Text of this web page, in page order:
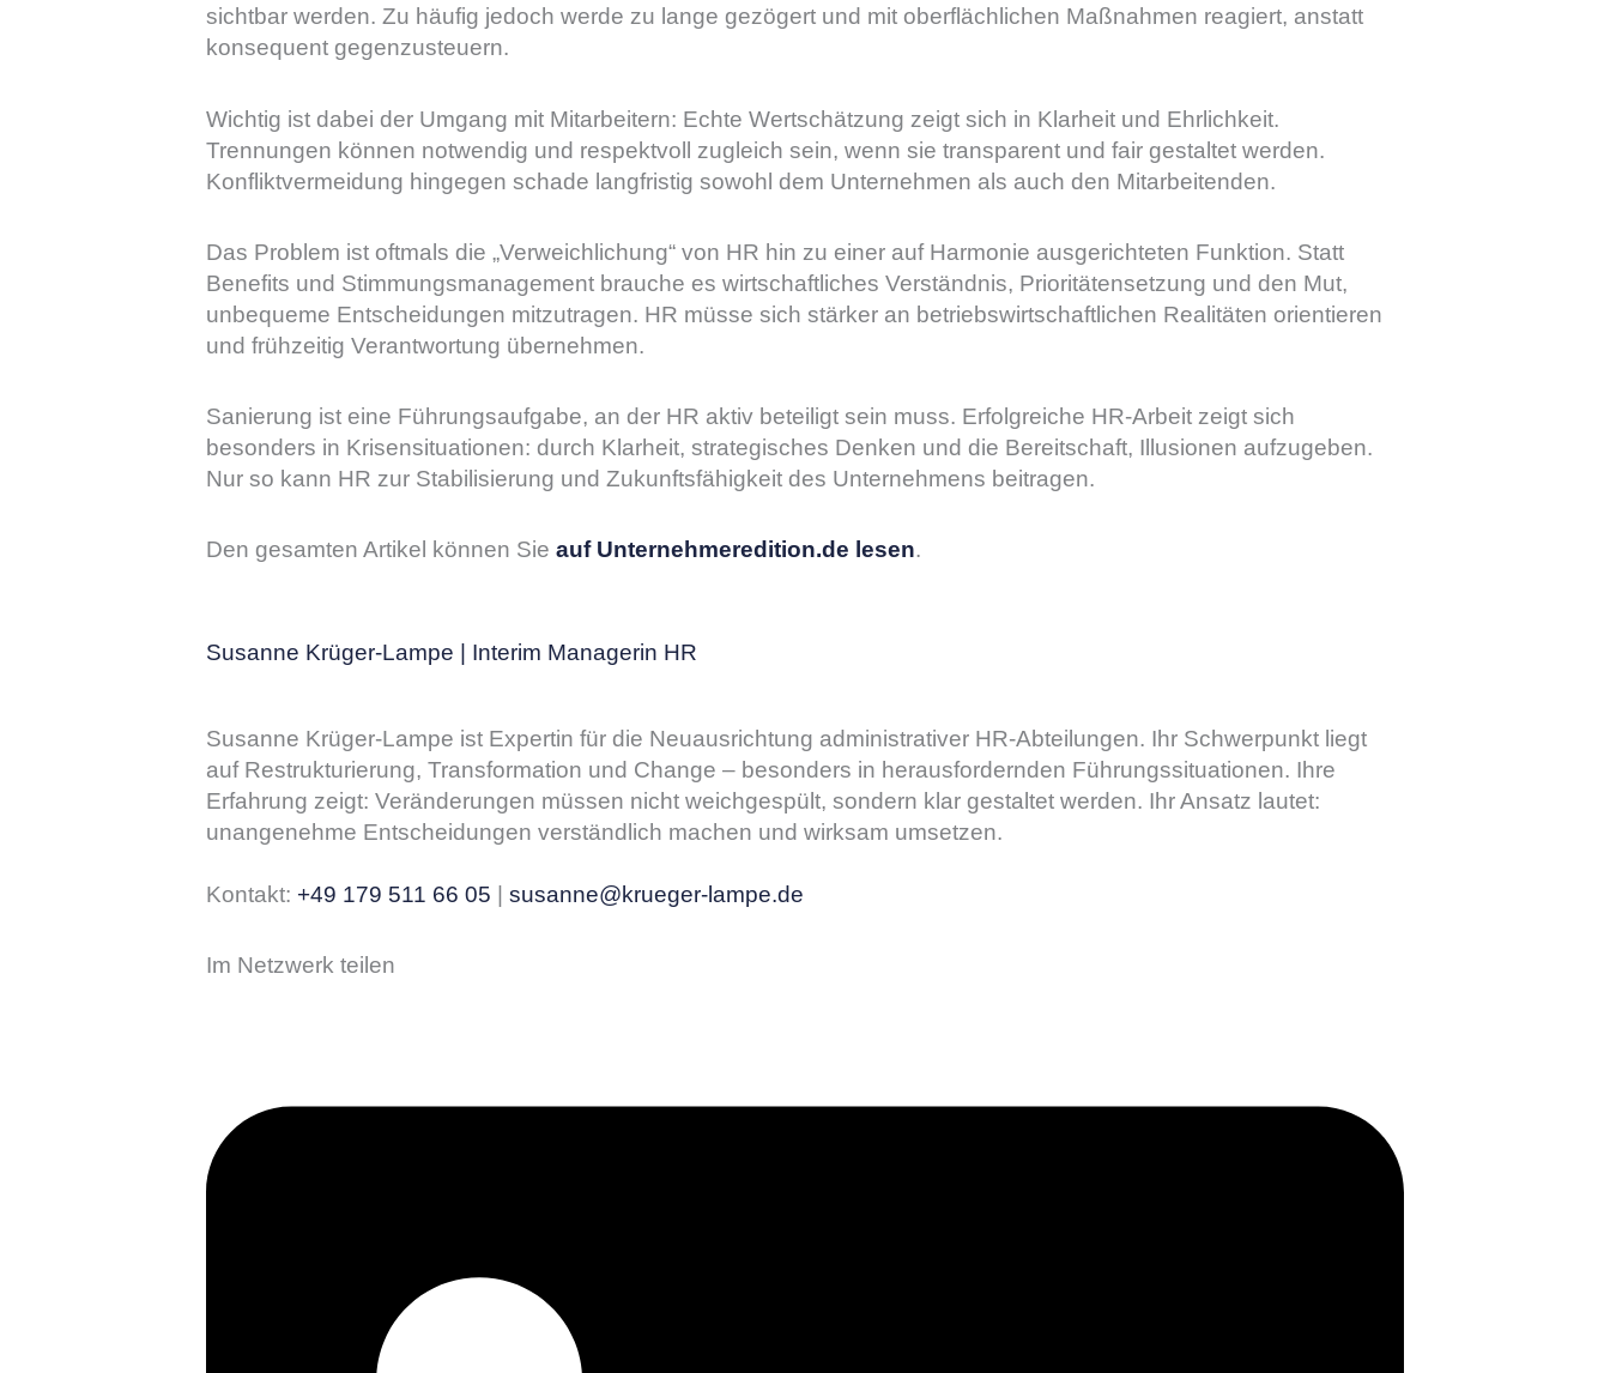
sichtbar werden. Zu häufig jedoch werde zu lange gezögert und mit oberflächlichen Maßnahmen reagiert, anstatt
konsequent gegenzusteuern.
Wichtig ist dabei der Umgang mit Mitarbeitern: Echte Wertschätzung zeigt sich in Klarheit und Ehrlichkeit.
Trennungen können notwendig und respektvoll zugleich sein, wenn sie transparent und fair gestaltet werden.
Konfliktvermeidung hingegen schade langfristig sowohl dem Unternehmen als auch den Mitarbeitenden.
Das Problem ist oftmals die „Verweichlichung“ von HR hin zu einer auf Harmonie ausgerichteten Funktion. Statt
Benefits und Stimmungsmanagement brauche es wirtschaftliches Verständnis, Prioritätensetzung und den Mut,
unbequeme Entscheidungen mitzutragen. HR müsse sich stärker an betriebswirtschaftlichen Realitäten orientieren
und frühzeitig Verantwortung übernehmen.
Sanierung ist eine Führungsaufgabe, an der HR aktiv beteiligt sein muss. Erfolgreiche HR-Arbeit zeigt sich
besonders in Krisensituationen: durch Klarheit, strategisches Denken und die Bereitschaft, Illusionen aufzugeben.
Nur so kann HR zur Stabilisierung und Zukunftsfähigkeit des Unternehmens beitragen.
Den gesamten Artikel können Sie auf Unternehmeredition.de lesen.
Susanne Krüger-Lampe | Interim Managerin HR
Susanne Krüger-Lampe ist Expertin für die Neuausrichtung administrativer HR-Abteilungen. Ihr Schwerpunkt liegt
auf Restrukturierung, Transformation und Change – besonders in herausfordernden Führungssituationen. Ihre
Erfahrung zeigt: Veränderungen müssen nicht weichgespült, sondern klar gestaltet werden. Ihr Ansatz lautet:
unangenehme Entscheidungen verständlich machen und wirksam umsetzen.
Kontakt: +49 179 511 66 05 | susanne@krueger-lampe.de
Im Netzwerk teilen